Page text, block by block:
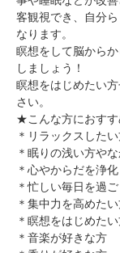
客観視でき、自分
なります。
瞑想をして脳から
しましょう！
瞑想をはじめたい
さい。
★こんな方におすす
＊リラックスした
＊眠りの浅い方や
＊心やからだを浄
＊忙しい毎日を過
＊集中力を高めた
＊瞑想をはじめた
​＊音楽が好きな方